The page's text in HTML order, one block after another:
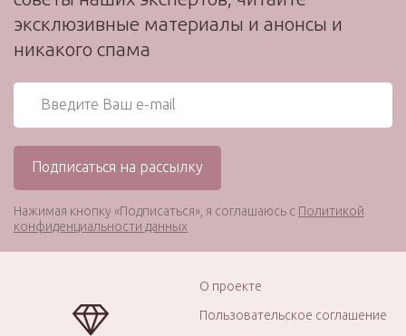
эксклюзивные материалы и анонсы и
никакого спама
Нажимая кнопку «Подписаться», я соглашаюсь с Политикой
конфиденциальности данных
О проекте
Пользовательское соглашение